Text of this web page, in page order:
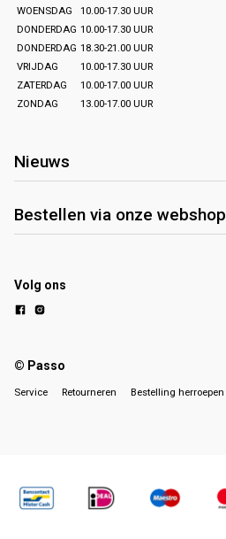
WOENSDAG
10.00-17.30 UUR
DONDERDAG 10.00-17.30 UUR
DONDERDAG 18.30-21.00 UUR
VRIJDAG
10.00-17.30 UUR
ZATERDAG
10.00-17.00 UUR
ZONDAG
13.00-17.00 UUR
Nieuws
Bestellen via onze webshop
Volg ons
© Passo
Service Retourneren Bestelling herroepen